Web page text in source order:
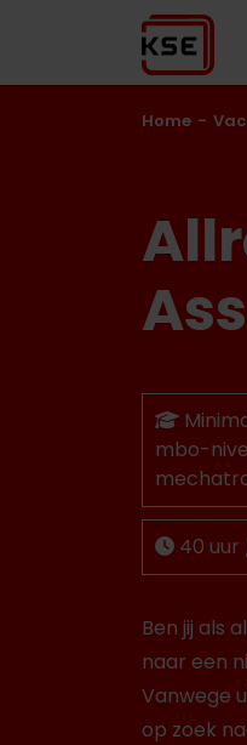
Home
mbo-
40 uur
Ben jij als
naar een
Vanwege
op zoek